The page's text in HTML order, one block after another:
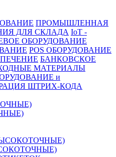
ПРОМЫШЛЕННАЯ
ДЛЯ СКЛАДА IoT -
ОБОРУДОВАНИЕ
POS ОБОРУДОВАНИЕ
БАНКОВСКОЕ
МАТЕРИАЛЫ
и
ШТРИХ-КОДА